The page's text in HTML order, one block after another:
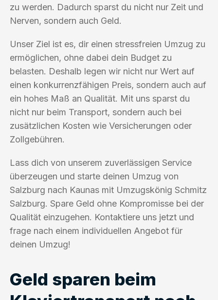
zu werden. Dadurch sparst du nicht nur Zeit und
Nerven, sondern auch Geld.
Unser Ziel ist es, dir einen stressfreien Umzug zu
ermöglichen, ohne dabei dein Budget zu
belasten. Deshalb legen wir nicht nur Wert auf
einen konkurrenzfähigen Preis, sondern auch auf
ein hohes Maß an Qualität. Mit uns sparst du
nicht nur beim Transport, sondern auch bei
zusätzlichen Kosten wie Versicherungen oder
Zollgebühren.
Lass dich von unserem zuverlässigen Service
überzeugen und starte deinen Umzug von
Salzburg nach Kaunas mit Umzugskönig Schmitz
Salzburg. Spare Geld ohne Kompromisse bei der
Qualität einzugehen. Kontaktiere uns jetzt und
frage nach einem individuellen Angebot für
deinen Umzug!
Geld sparen beim